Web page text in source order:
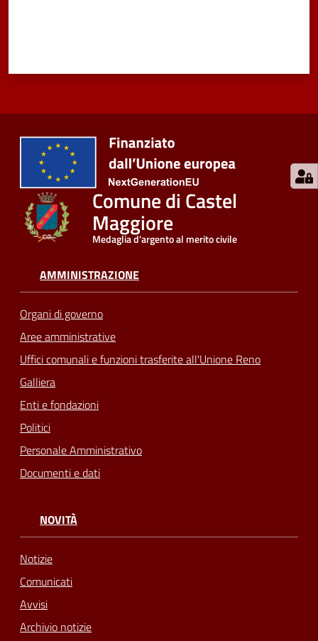
Comune di Castel
Maggiore
Medaglia d'argento al merito civile
AMMINISTRAZIONE
Organi di governo
Aree amministrative
Uffici comunali e funzioni trasferite all'Unione Reno
Galliera
Enti e fondazioni
Politici
Personale Amministrativo
Documenti e dati
NOVITÀ
Notizie
Comunicati
Avvisi
Archivio notizie